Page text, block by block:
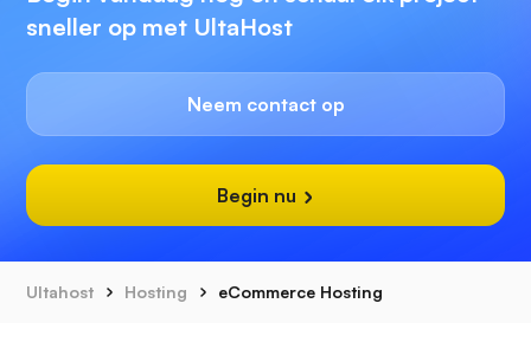
sneller op met UltaHost
Neem contact op
Begin nu
Ultahost Hosting eCommerce Hosting